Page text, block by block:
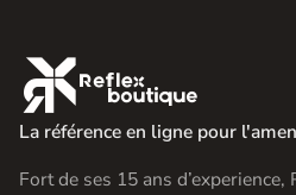

La référence en ligne pour
Fort de ses 15 ans